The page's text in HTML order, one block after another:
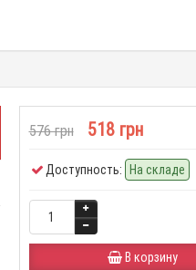
576 грн 518 грн
Доступность: На складе
В корзину